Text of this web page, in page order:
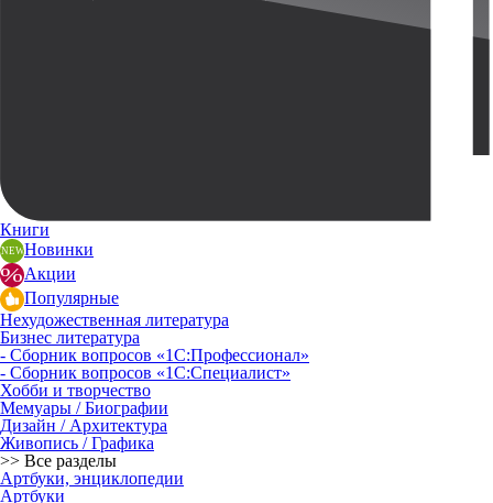
Книги
Новинки
Акции
Популярные
Нехудожественная литература
Бизнес литература
- Сборник вопросов «1С:Профессионал»
- Сборник вопросов «1С:Специалист»
Хобби и творчество
Мемуары / Биографии
Дизайн / Архитектура
Живопись / Графика
>> Все разделы
Артбуки, энциклопедии
Артбуки